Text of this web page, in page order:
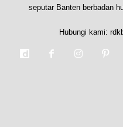
seputar Banten berbadan
Hubungi kami: